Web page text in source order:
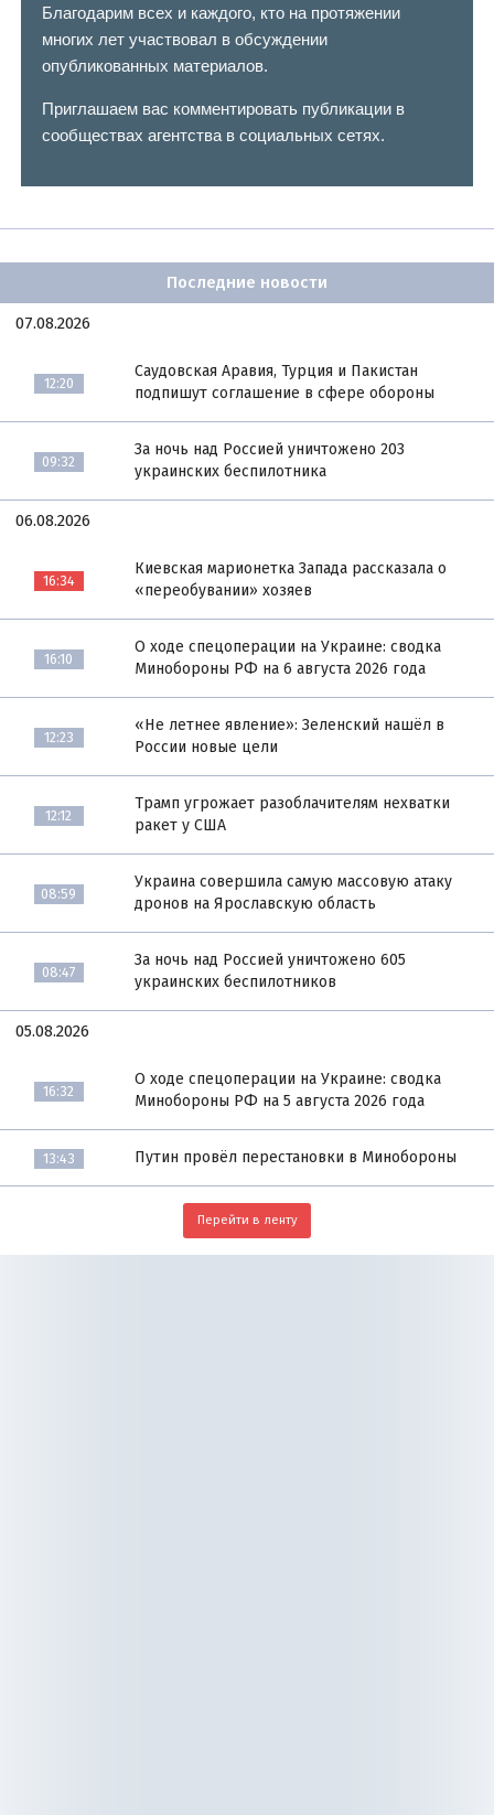
Благодарим всех и каждого, кто на протяжении
многих лет участвовал в обсуждении
опубликованных материалов.
Приглашаем вас комментировать публикации в
сообществах агентства в социальных сетях.
Последние новости
07.08.2026
12:20
Саудовская Аравия, Турция и Пакистан
подпишут соглашение в сфере обороны
09:32
За ночь над Россией уничтожено 203
украинских беспилотника
06.08.2026
16:34
Киевская марионетка Запада рассказала о
«переобувании» хозяев
16:10
О ходе спецоперации на Украине: сводка
Минобороны РФ на 6 августа 2026 года
12:23
«Не летнее явление»: Зеленский нашёл в
России новые цели
12:12
Трамп угрожает разоблачителям нехватки
ракет у США
08:59
Украина совершила самую массовую атаку
дронов на Ярославскую область
08:47
За ночь над Россией уничтожено 605
украинских беспилотников
05.08.2026
16:32
О ходе спецоперации на Украине: сводка
Минобороны РФ на 5 августа 2026 года
13:43 Путин провёл перестановки в Минобороны
Перейти в ленту